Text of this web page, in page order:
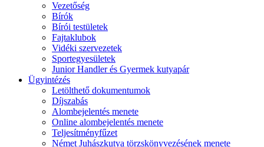
Vezetőség
Bírók
Bírói testületek
Fajtaklubok
Vidéki szervezetek
Sportegyesületek
Junior Handler és Gyermek kutyapár
Ügyintézés
Letölthető dokumentumok
Díjszabás
Alombejelentés menete
Online alombejelentés menete
Teljesítményfűzet
Német Juhászkutya törzskönyvezésének menete